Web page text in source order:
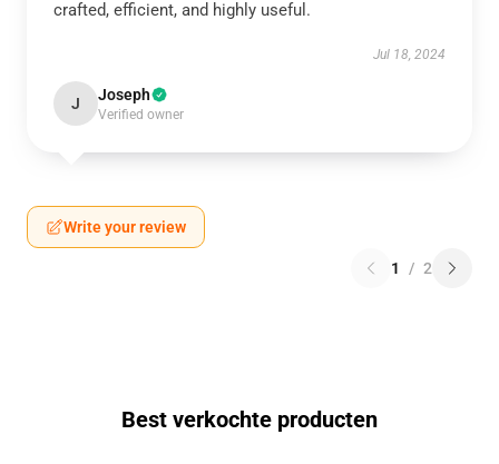
crafted, efficient, and highly useful.
Jul 18, 2024
J Joseph
Verified owner
Write your review
1 / 2
Best verkochte producten